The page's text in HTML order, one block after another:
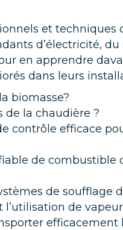
et techniques
d’électricité, du
en apprendre
dans leurs
biomasse?
la chaudière ?
contrôle efficace
de combustible
de soufflage
de
efficacement